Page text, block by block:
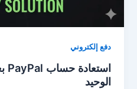
دفع إلكتروني
الوحيد